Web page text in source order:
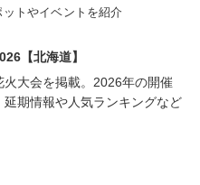
トやイベントを紹介
【北海道】
火大会を掲載。2026年の開催
延期情報や人気ランキングなど